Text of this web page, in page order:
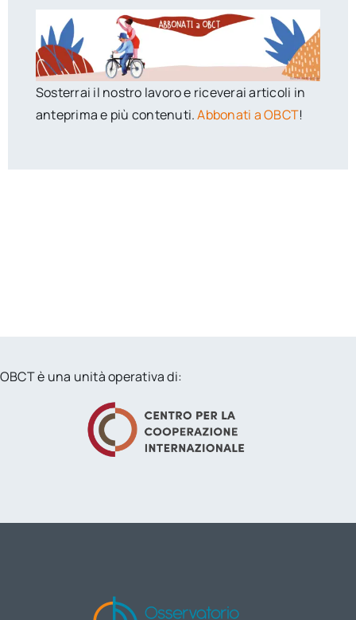
Sosterrai il nostro lavoro e riceverai articoli in
anteprima e più contenuti.Abbonati a OBCT!
OBCT è una unità operativa di: